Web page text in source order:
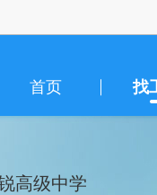
首页 找
高级中学